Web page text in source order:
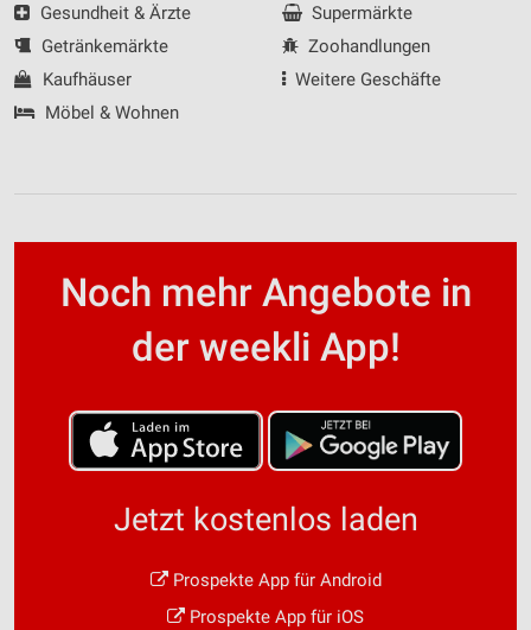
Gesundheit & Ärzte
Getränkemärkte
Kaufhäuser
Möbel & Wohnen
Supermärkte
Zoohandlungen
Weitere Geschäfte
Noch mehr Angebote in
der weekli App!
Jetzt kostenlos laden
Prospekte App für Android
Prospekte App für iOS